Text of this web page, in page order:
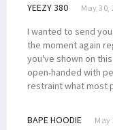
YEEZY 380 May 30,
I wanted to send
the moment again
you've shown on
open-handed with
restraint what most
BAPE HOODIE May